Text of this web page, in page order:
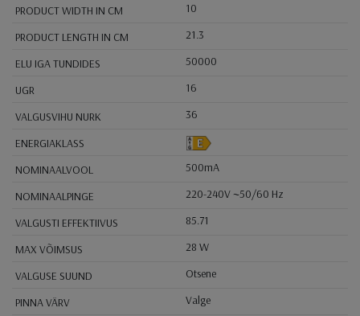
PRODUCT WIDTH IN CM
10
PRODUCT LENGTH IN CM
21.3
ELU IGA TUNDIDES
50000
UGR
16
VALGUSVIHU NURK
36
ENERGIAKLASS
NOMINAALVOOL
500mA
NOMINAALPINGE
220-240V ~50/60 Hz
VALGUSTI EFFEKTIIVUS
85.71
MAX VÕIMSUS
28 W
VALGUSE SUUND
Otsene
PINNA VÄRV
Valge